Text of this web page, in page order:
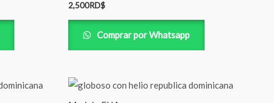
2,500RD$
Comprar por Whatsapp